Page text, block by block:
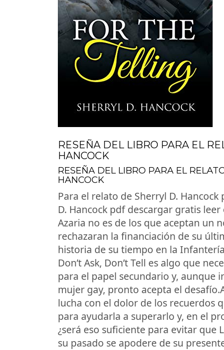
RESEÑA DEL LIBRO PARA EL
HANCOCK
RESEÑA DEL LIBRO PARA EL
HANCOCK
Para el relato de Sherryl D.
D. Hancock pdf descargar gratis
Azaria no es de los que aceptan un
rechazaran la financiación de su
historia de su tiempo en la
Don’t Ask, Don’t Tell es algo que
para el papel secundario y, aunque
mujer gay, pronto acepta el
lucha con el dolor de los recuerdos
para ayudarla a superarlo y, en el
¿será eso suficiente para evitar
su pasado se apodere de su